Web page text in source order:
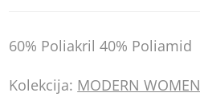
60% Poliakril 40% Poliamid
Kolekcija: MODERN WOMEN